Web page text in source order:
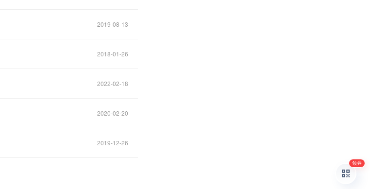
2019-08-13
2018-01-26
2022-02-18
2020-02-20
2019-12-26
领券